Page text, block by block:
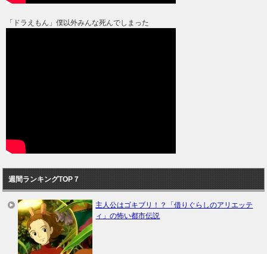
「ドラえもん」僕以外みんな死んでしまった
週間ランキングTOP７
主人公はゴキブリ！？「借りぐらしのアリエッテ
ィ」の怖い都市伝説